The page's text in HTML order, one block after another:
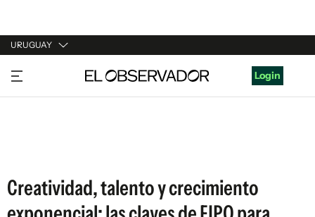
URUGUAY
URUGUAY
ARGENTINA
Login
Creatividad, talento y crecimiento